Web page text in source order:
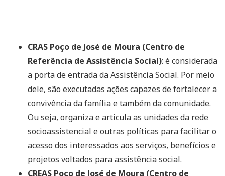
CRAS Poço de José de Moura (Centro de
Referência de Assistência Social): é considerada
a porta de entrada da Assistência Social. Por meio
dele, são executadas ações capazes de fortalecer a
convivência da família e também da comunidade.
Ou seja, organiza e articula as unidades da rede
socioassistencial e outras políticas para facilitar o
acesso dos interessados aos serviços, benefícios e
projetos voltados para assistência social.
CREAS Poço de José de Moura (Centro de